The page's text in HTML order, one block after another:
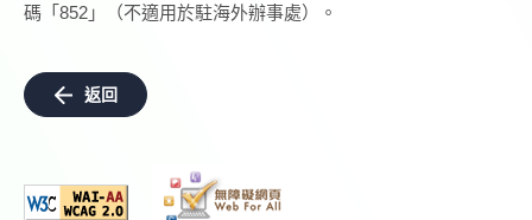
碼「852」（不適用於駐海外辦事處）。
返回